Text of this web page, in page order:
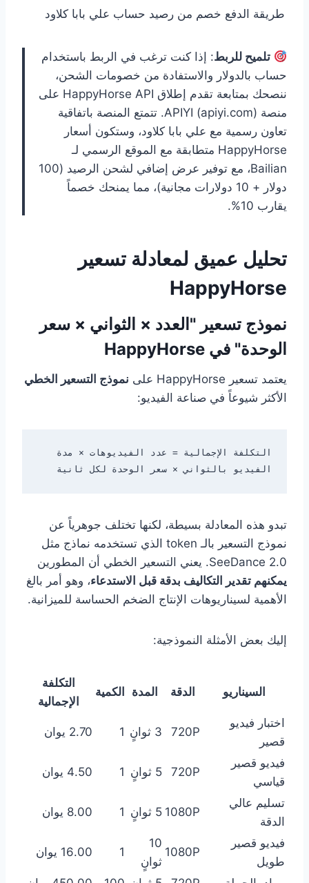
طريقة الدفع خصم من رصيد حساب علي بابا كلاود
تلميح للربط: إذا كنت ترغب في الربط باستخدام
حساب بالدولار والاستفادة من خصومات الشحن،
ننصحك بمتابعة تقدم إطلاق HappyHorse API على
منصة APIYI (apiyi.com). تتمتع المنصة باتفاقية
تعاون رسمية مع علي بابا كلاود، وستكون أسعار
HappyHorse متطابقة مع الموقع الرسمي لـ
Bailian، مع توفير عرض إضافي لشحن الرصيد (100
دولار + 10 دولارات مجانية)، مما يمنحك خصماً
يقارب 10%.
تحليل عميق لمعادلة تسعير
HappyHorse
نموذج تسعير "العدد × الثواني × سعر
الوحدة" في HappyHorse
يعتمد تسعير HappyHorse على
نموذج التسعير الخطي
الأكثر شيوعاً في صناعة الفيديو:
الفيديو بالثواني × سعر الوحدة لكل ثانية
تبدو هذه المعادلة بسيطة، لكنها تختلف جوهرياً عن
نموذج التسعير بالـ token الذي تستخدمه نماذج مثل
SeeDance 2.0. يعني التسعير الخطي أن المطورين
يمكنهم تقدير التكاليف بدقة قبل الاستدعاء، وهو أمر بالغ
الأهمية لسيناريوهات الإنتاج الضخم الحساسة للميزانية.
إليك بعض الأمثلة النموذجية:
السيناريو الدقة المدة الكمية
التكلفة
الإجمالية
اختبار فيديو
قصير
720P 3 ثوانٍ 1 2.70 يوان
فيديو قصير
قياسي
720P 5 ثوانٍ 1 4.50 يوان
تسليم عالي
الدقة
1080P 5 ثوانٍ 1 8.00 يوان
فيديو قصير
طويل
1080P
10
ثوانٍ
1 16.00 يوان